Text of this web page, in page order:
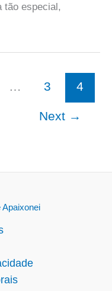
tão especial,
… 3 4
Next →
Apaixonei